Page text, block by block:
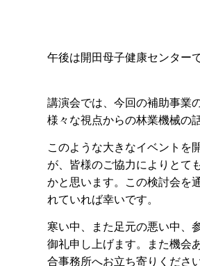
午後は開田母子健康センター
講演会では、今回の補助事業
様々な視点からの林業機械の
このような大きなイベントを
が、皆様のご協力によりとて
かと思います。この検討会を
れていれば幸いです。
寒い中、また足元の悪い中、
御礼申し上げます。また機会
合事務所へお立ち寄りくださ